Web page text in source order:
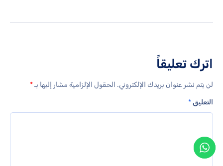
اترك تعليقاً
لن يتم نشر عنوان بريدك الإلكتروني. الحقول الإلزامية مشار إليها بـ*
التعليق*